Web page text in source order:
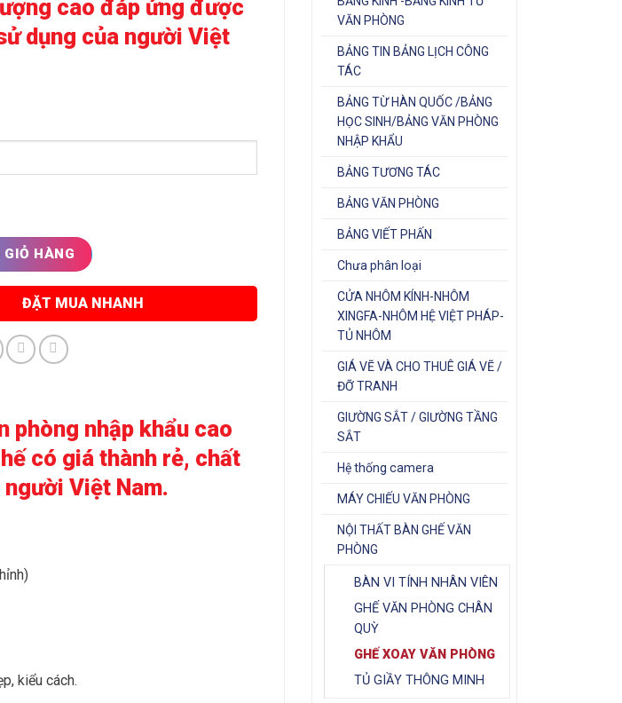
VĂN PHÒNG
BẢNG TIN BẢNG LỊCH CÔNG
TÁC
BẢNG TỪ HÀN QUỐC /BẢNG
HỌC SINH/BẢNG VĂN PHÒNG
NHẬP KHẨU
BẢNG TƯƠNG TÁC
BẢNG VĂN PHÒNG
BẢNG VIẾT PHẤN
Chưa phân loại
CỬA NHÔM KÍNH-NHÔM
XINGFA-NHÔM HỆ VIỆT PHÁP-
TỦ NHÔM
GIÁ VẼ VÀ CHO THUÊ GIÁ VẼ /
ĐỠ TRANH
GIƯỜNG SẮT / GIƯỜNG TẦNG
SẮT
Hệ thống camera
MÁY CHIẾU VĂN PHÒNG
NỘI THẤT BÀN GHẾ VĂN
PHÒNG
BÀN VI TÍNH NHÂN VIÊN
GHẾ VĂN PHÒNG CHÂN
QUỲ
GHẾ XOAY VĂN PHÒNG
TỦ GIẦY THÔNG MINH
cao đáp ứng được
dụng của người Việt
HÀNG
ĐẶT MUA NHANH
phòng nhập khẩu cao
có giá thành rẻ, chất
Việt Nam.
kiểu cách.